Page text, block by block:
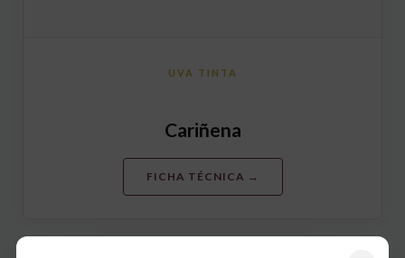
UVA TINTA
Cariñena
FICHA TÉCNICA →